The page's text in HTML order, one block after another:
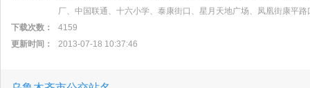
厂、中国联通、十六小学、泰康街口、星月天地广场、凤凰街康平
下载次数：
4159
更新时间：
2013-07-18 10:37:46